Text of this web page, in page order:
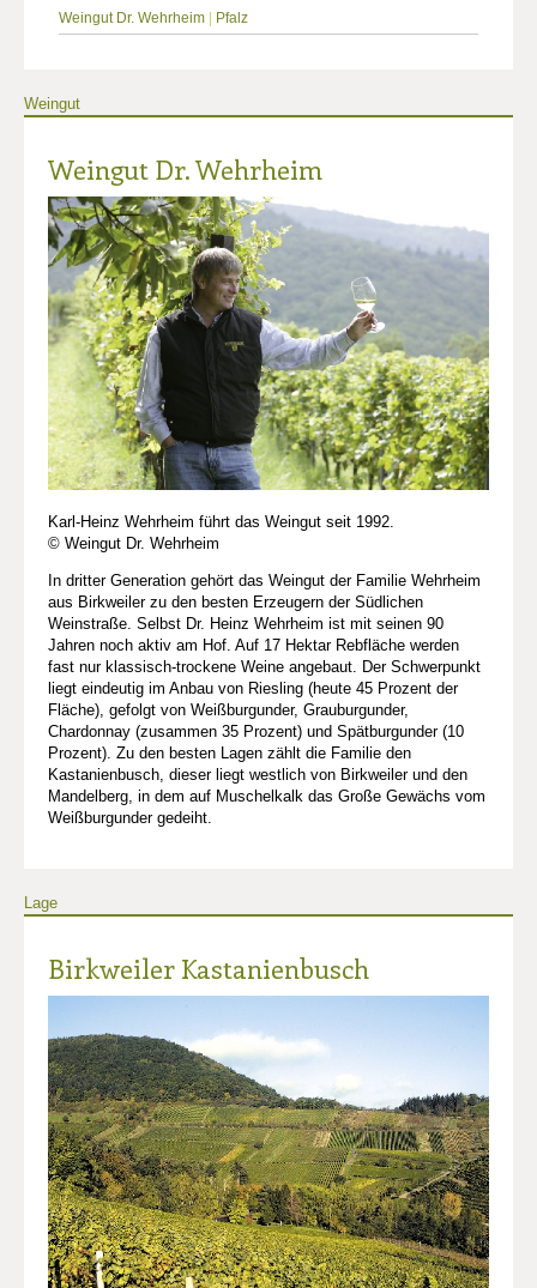
Weingut Dr. Wehrheim Pfalz
Weingut
Weingut Dr. Wehrheim
Karl-Heinz Wehrheim führt das Weingut seit 1992.
© Weingut Dr. Wehrheim
In dritter Generation gehört das Weingut der Familie Wehrheim
aus Birkweiler zu den besten Erzeugern der Südlichen
Weinstraße. Selbst Dr. Heinz Wehrheim ist mit seinen 90
Jahren noch aktiv am Hof. Auf 17 Hektar Rebfläche werden
fast nur klassisch-trockene Weine angebaut. Der Schwerpunkt
liegt eindeutig im Anbau von Riesling (heute 45 Prozent der
Fläche), gefolgt von Weißburgunder, Grauburgunder,
Chardonnay (zusammen 35 Prozent) und Spätburgunder (10
Prozent). Zu den besten Lagen zählt die Familie den
Kastanienbusch, dieser liegt westlich von Birkweiler und den
Mandelberg, in dem auf Muschelkalk das Große Gewächs vom
Weißburgunder gedeiht.
Lage
Birkweiler Kastanienbusch